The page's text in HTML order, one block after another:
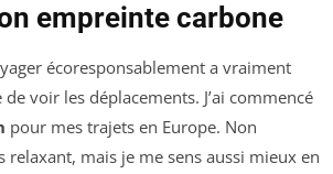
empreinte carbone
écoresponsablement a vraiment
voir les déplacements. J’ai commencé
pour mes trajets en Europe. Non
relaxant, mais je me sens aussi mieux en